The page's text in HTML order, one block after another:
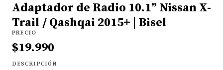
Adaptador de Radio 10.1” Nissan X-
Trail / Qashqai 2015+ | Bisel
PRECIO
$19.990
DESCRIPCIÓN